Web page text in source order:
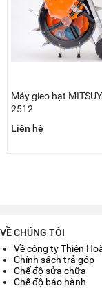
Máy gieo hạt
2512
Liên hệ
VỀ CHÚNG TÔI
Về công ty Thiên
Chính sách trả góp
Chế độ sửa chữa
Chế độ bảo hành